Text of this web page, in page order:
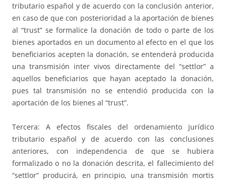
tributario español y de acuerdo con la conclusión anterior,
en caso de que con posterioridad a la aportación de bienes
al “trust” se formalice la donación de todo o parte de los
bienes aportados en un documento al efecto en el que los
beneficiarios acepten la donación, se entenderá producida
una transmisión inter vivos directamente del “settlor” a
aquellos beneficiarios que hayan aceptado la donación,
pues tal transmisión no se entendió producida con la
aportación de los bienes al “trust”.
Tercera: A efectos fiscales del ordenamiento jurídico
tributario español y de acuerdo con las conclusiones
anteriores, con independencia de que se hubiera
formalizado o no la donación descrita, el fallecimiento del
“settlor” producirá, en principio, una transmisión mortis